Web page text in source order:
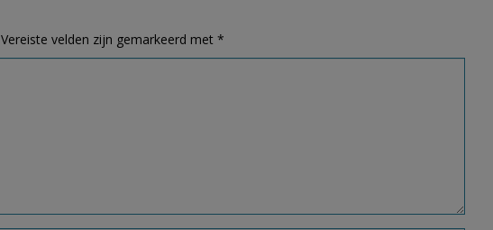
Vereiste velden zijn gemarkeerd met *